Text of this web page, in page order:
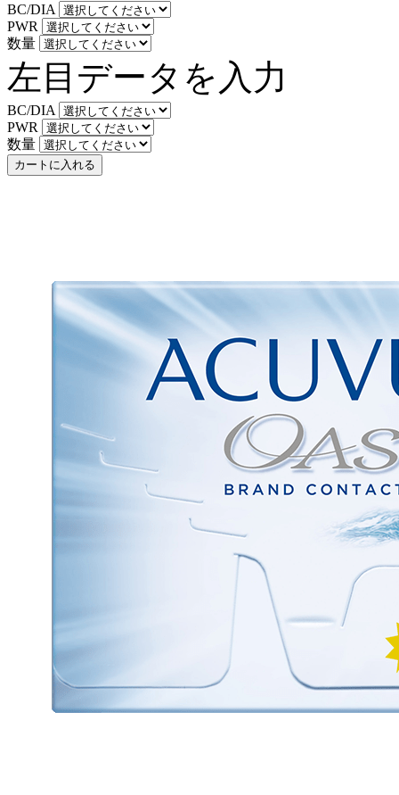
BC/DIA
PWR
数量
左目データを入力
BC/DIA
PWR
数量
カートに入れる